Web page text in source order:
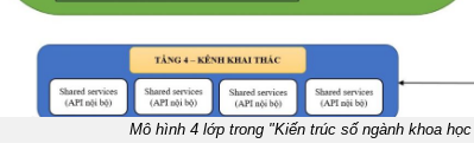
Mô hình 4 lớp trong "Kiến trúc số ngành khoa